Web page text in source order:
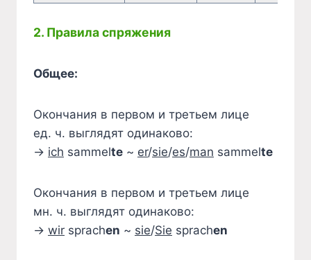
2. Правила спряжения
Общее:
Окончания в первом и третьем лице
ед. ч. выглядят одинаково:
→ ich sammelte ~ er/sie/es/man sammelte
Окончания в первом и третьем лице
мн. ч. выглядят одинаково:
→ wir sprachen ~ sie/Sie sprachen